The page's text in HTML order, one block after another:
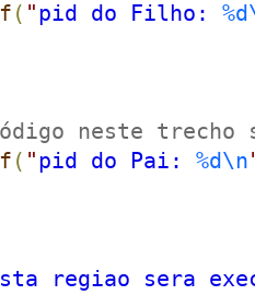
( "pid do Filho: %d
neste trecho
( "pid do Pai: %d\n
regiao sera